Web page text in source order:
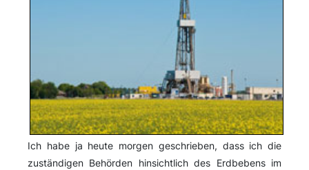
Ich habe ja heute morgen geschrieben, dass ich die
zuständigen Behörden hinsichtlich des Erdbebens im